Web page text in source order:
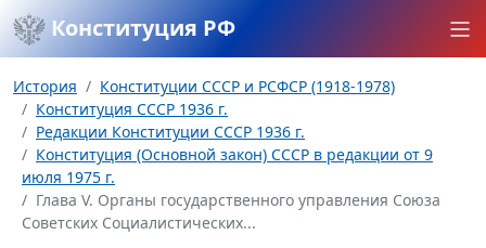
Конституция РФ
История
Конституции СССР и РСФСР (1918-1978)
Конституция СССР 1936 г.
Редакции Конституции СССР 1936 г.
Конституция (Основной закон) СССР в редакции от 9
июля 1975 г.
Глава V. Органы государственного управления Союза
Советских Социалистических...